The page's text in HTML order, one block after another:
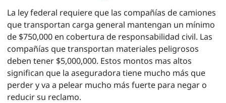
La ley federal requiere que las compañías de camiones
que transportan carga general mantengan un mínimo
de $750,000 en cobertura de responsabilidad civil. Las
compañías que transportan materiales peligrosos
deben tener $5,000,000. Estos montos mas altos
significan que la aseguradora tiene mucho más que
perder y va a pelear mucho más fuerte para negar o
reducir su reclamo.